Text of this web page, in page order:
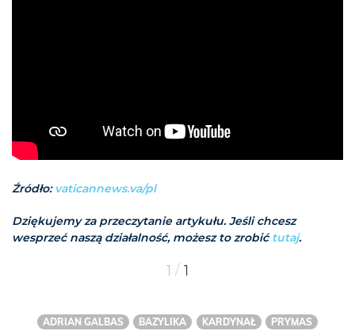
Źródło: vaticannews.va/pl
Dziękujemy za przeczytanie artykułu. Jeśli chcesz
wesprzeć naszą działalność, możesz to zrobićtutaj.
1 / 1
ADRIAN GALBAS BAZYLIKA KARDYNAŁ
PRYMAS